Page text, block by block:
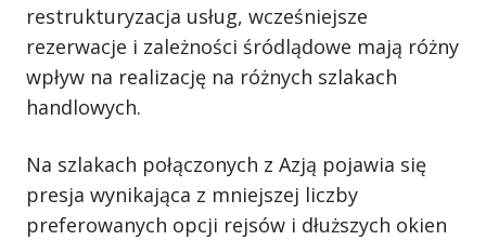
restrukturyzacja usług, wcześniejsze
rezerwacje i zależności śródlądowe mają różny
wpływ na realizację na różnych szlakach
handlowych.
Na szlakach połączonych z Azją pojawia się
presja wynikająca z mniejszej liczby
preferowanych opcji rejsów i dłuższych okien